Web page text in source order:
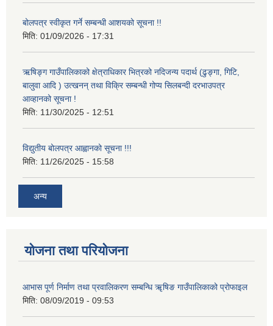
बोलपत्र स्वीकृत गर्ने सम्बन्धी आशयको सूचना !!
मिति: 01/09/2026 - 17:31
ऋषिङ्ग गाउँपालिकाको क्षेत्राधिकार भित्रको नदिजन्य पदार्थ (ढुङ्गा, गिटि,
बालुवा आदि ) उत्खनन् तथा विक्रि सम्बन्धी गोप्य सिलबन्दी दरभाउपत्र
आव्हानको सूचना !
मिति: 11/30/2025 - 12:51
विद्युतीय बोलपत्र आह्वानको सूचना !!!
मिति: 11/26/2025 - 15:58
अन्य
योजना तथा परियोजना
आभास पूर्ण निर्माण तथा प्रवालिकरण सम्बन्धि ॠषिङ गाउँपालिकाको प्रोफाइल
मिति: 08/09/2019 - 09:53